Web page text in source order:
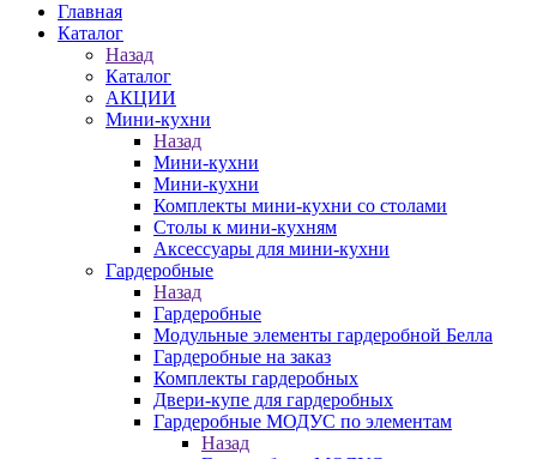
Главная
Каталог
Назад
Каталог
АКЦИИ
Мини-кухни
Назад
Мини-кухни
Мини-кухни
Комплекты мини-кухни со столами
Столы к мини-кухням
Аксессуары для мини-кухни
Гардеробные
Назад
Гардеробные
Модульные элементы гардеробной Белла
Гардеробные на заказ
Комплекты гардеробных
Двери-купе для гардеробных
Гардеробные МОДУС по элементам
Назад